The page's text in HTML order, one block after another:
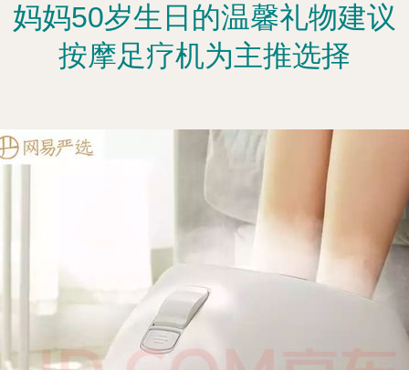
妈妈50岁生日的温馨礼物建议
按摩足疗机为主推选择